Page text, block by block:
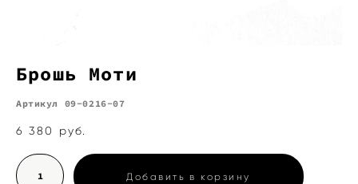
Брошь Моти
Артикул 09-0216-07
6 380 pуб.
Добавить в корзину